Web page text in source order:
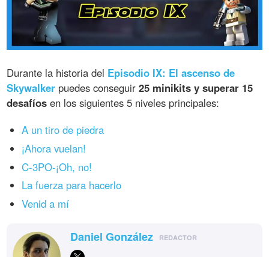
Durante la historia del Episodio IX: El ascenso de
Skywalker puedes conseguir25 minikits y superar 15
desafíos en los siguientes 5 niveles principales:
A un tiro de piedra
¡Ahora vuelan!
C-3PO-¡Oh, no!
La fuerza para hacerlo
Venid a mí
Daniel González REDACTOR